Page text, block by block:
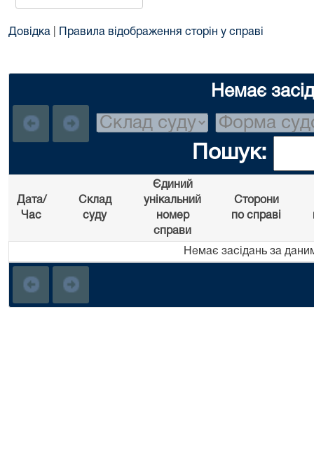
Довідка Правила відображення сторін у справі
Немає
Пошук:
Дата/
Час
Склад
суду
Єдиний
унікальний
номер
справи
Сторони
по справі
Немає засідань за